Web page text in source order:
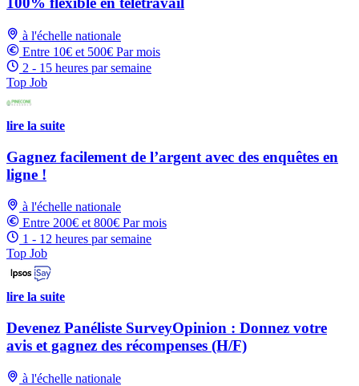
à l'échelle nationale
Entre 10€ et 500€ Par mois
2 - 15 heures par semaine
Top Job
lire la suite
Gagnez facilement de l’argent avec des enquêtes en
ligne !
à l'échelle nationale
Entre 200€ et 800€ Par mois
1 - 12 heures par semaine
Top Job
lire la suite
Devenez Panéliste SurveyOpinion : Donnez votre
avis et gagnez des récompenses (H/F)
à l'échelle nationale